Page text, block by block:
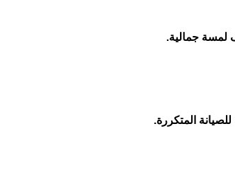
لمسة جمالية.
المتكررة.